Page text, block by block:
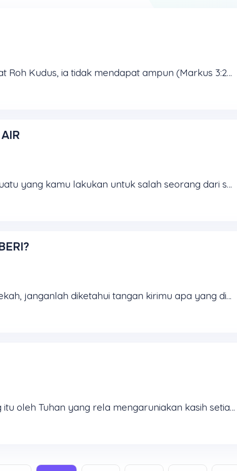
Apabila seorang menghujat Roh Kudus, ia tidak mendapat ampun (Markus 3:29) Banyak orang kristiani yang sensitif takut kalau-kalau telah melakukan atau mengatakan sesuatu yang tak terampuni.Mungkin ...
Sesungguhnya segala sesuatu yang kamu lakukan untuk salah seorang dari saudara-Ku yang paling hina ini, kamu telah melakukannya untuk Aku (Matius 25:40) Acap kali kita membedakan hal-hal yang ...
Jika engkau memberi sedekah, janganlah diketahui tangan kirimu apa yang diperbuat tangan kananmu (Matius 6:3) Yesus menyinggung masalah motivasi dalam memberi. Saat Dia mengatakan bahwa kita harus ...
Diberkatilah kiranya orang itu oleh Tuhan yang rela mengaruniakan kasih setia-Nya kepada orang-orang yang hidup dan yang mati (Rut 2:20) Kekristenan sejati ditunjukkan dalam perbuatan! Kitab Rut ...